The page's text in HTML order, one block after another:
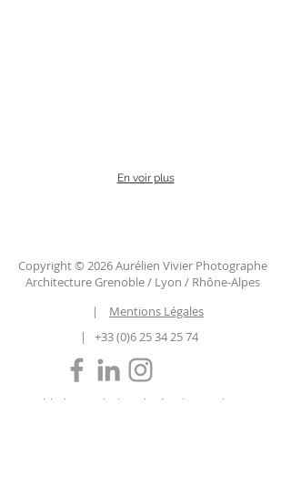
En voir plus
Copyright © 2026 Aurélien Vivier Photographe
Architecture Grenoble / Lyon / Rhône-Alpes
| Mentions Légales
| +33 (0)6 25 34 25 74
Grenoble | Lyon | Alpes | Isère | Huez | Les